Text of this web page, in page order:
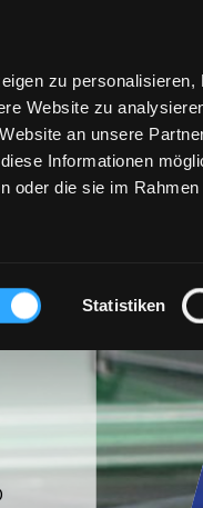
zu
Website zu
an unsere
Informationen
oder die sie im
Statistiken